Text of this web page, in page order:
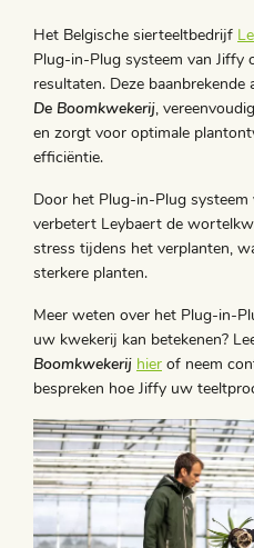
Het Belgische sierteeltbedrijf
Plug-in-Plug systeem van Jiffy
resultaten. Deze
De Boomkwekerij,
en zorgt voor optimale
efficiëntie.
Door het Plug-in-Plug systeem
verbetert Leybaert de
stress tijdens het verplanten,
sterkere planten.
Meer weten over het Plug-in-
uw kwekerij kan betekenen?
Boomkwekerij hier of neem
bespreken hoe Jiffy uw